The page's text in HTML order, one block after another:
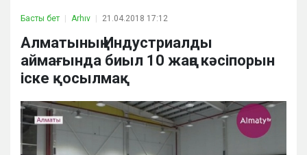
Басты бет Arhıv 21.04.2018 17:12
Алматының Индустриалды
аймағында биыл 10 жаңа кәсіпорын
іске қосылмақ